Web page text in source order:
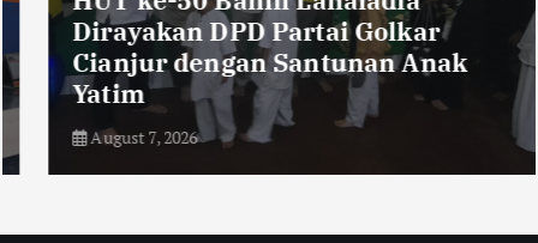
Dirayakan DPD Partai Golkar
Cianjur dengan Santunan Anak
Yatim
August 7, 2026